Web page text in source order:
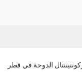
الدوحة في قطر